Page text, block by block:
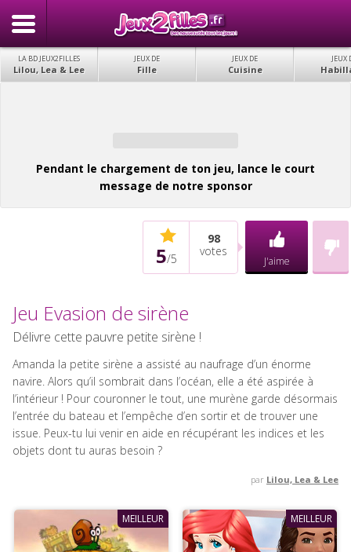
LA BD JEUX2FILLES
Lilou, Lea & Lee
JEUX DE
Fille
JEUX DE
Cuisine
JEUX
Pendant le chargement de ton jeu, lance le court
message de notre sponsor
5/5
98
votes
J'aime
Jeu Evasion de sirène
Délivre cette pauvre petite sirène !
Amanda la petite sirène a assisté au naufrage d’un énorme
navire. Alors qu’il sombrait dans l’océan, elle a été aspirée à
l’intérieur ! Pour couronner le tout, une murène garde désormais
l’entrée du bateau et l’empêche d’en sortir et de trouver une
issue. Peux-tu lui venir en aide en récupérant les indices et les
objets dont tu auras besoin ?
par Lilou, Lea & Lee
MEILLEUR MEILLEUR